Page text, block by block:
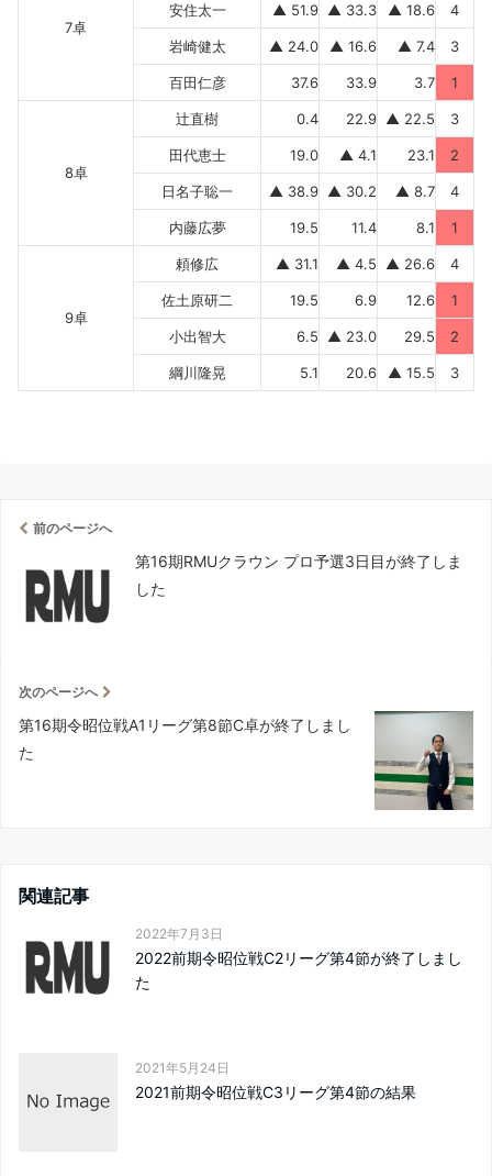
7卓
安住太一 ▲ 51.9 ▲ 33.3 ▲ 18.6 4
岩崎健太 ▲ 24.0 ▲ 16.6 ▲ 7.4 3
百田仁彦 37.6 33.9 3.7 1
8卓
辻直樹 0.4 22.9 ▲ 22.5 3
田代恵士 19.0 ▲ 4.1 23.1 2
日名子聡一 ▲ 38.9 ▲ 30.2 ▲ 8.7 4
内藤広夢 19.5 11.4 8.1 1
9卓
頼修広 ▲ 31.1 ▲ 4.5 ▲ 26.6 4
佐土原研二 19.5 6.9 12.6 1
小出智大 6.5 ▲ 23.0 29.5 2
綱川隆晃 5.1 20.6 ▲ 15.5 3
前のページへ
第16期RMUクラウン プロ予選3日目が終了しま
した
次のページへ
第16期令昭位戦A1リーグ第8節C卓が終了しまし
た
関連記事
2022年7月3日
2022前期令昭位戦C2リーグ第4節が終了しまし
た
2021年5月24日
2021前期令昭位戦C3リーグ第4節の結果